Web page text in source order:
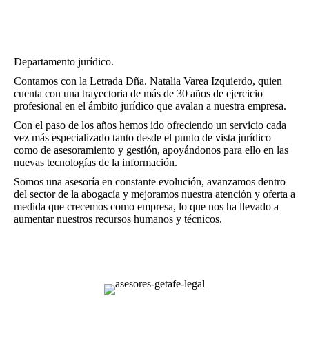
Departamento jurídico.
Contamos con la Letrada Dña. Natalia Varea Izquierdo, quien
cuenta con una trayectoria de más de 30 años de ejercicio
profesional en el ámbito jurídico que avalan a nuestra empresa.
Con el paso de los años hemos ido ofreciendo un servicio cada
vez más especializado tanto desde el punto de vista jurídico
como de asesoramiento y gestión, apoyándonos para ello en las
nuevas tecnologías de la información.
Somos una asesoría en constante evolución, avanzamos dentro
del sector de la abogacía y mejoramos nuestra atención y oferta a
medida que crecemos como empresa, lo que nos ha llevado a
aumentar nuestros recursos humanos y técnicos.